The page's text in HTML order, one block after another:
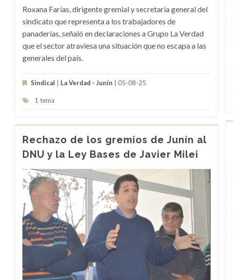
Roxana Farías, dirigente gremial y secretaria general del
sindicato que representa a los trabajadores de
panaderías, señaló en declaraciones a Grupo La Verdad
que el sector atraviesa una situación que no escapa a las
generales del país.
Sindical La Verdad - Junín | 05-08-25
1 tema
Rechazo de los gremios de Junín al
DNU y la Ley Bases de Javier Milei